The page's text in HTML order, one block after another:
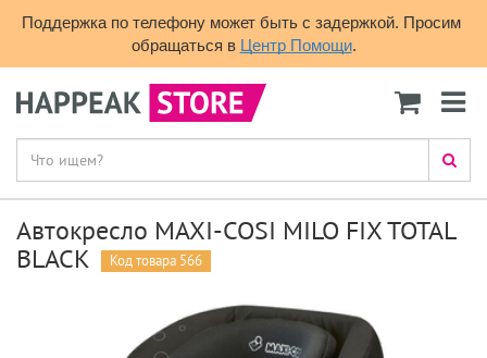
Поддержка по телефону может быть с задержкой. Просим
обращаться в Центр Помощи.
Автокресло MAXI-COSI MILO FIX TOTAL
BLACK
Код товара 566